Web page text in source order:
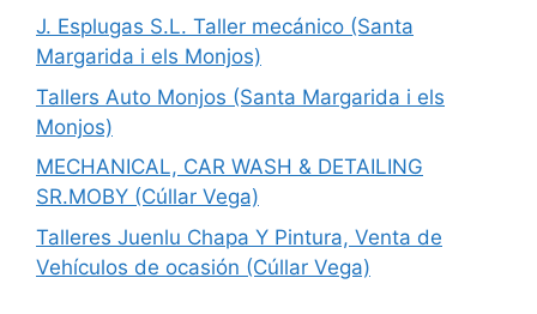
J. Esplugas S.L. Taller mecánico (Santa
Margarida i els Monjos)
Tallers Auto Monjos (Santa Margarida i els
Monjos)
MECHANICAL, CAR WASH & DETAILING
SR.MOBY (Cúllar Vega)
Talleres Juenlu Chapa Y Pintura, Venta de
Vehículos de ocasión (Cúllar Vega)